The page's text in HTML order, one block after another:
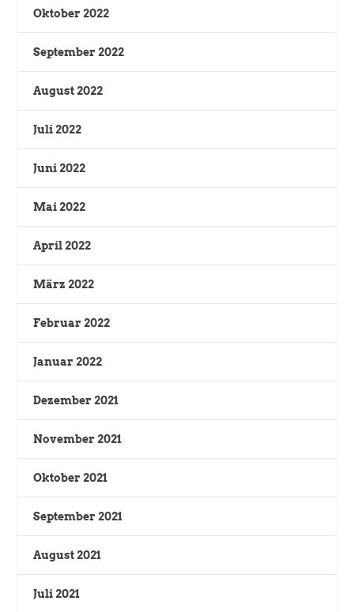
Oktober 2022
September 2022
August 2022
Juli 2022
Juni 2022
Mai 2022
April 2022
März 2022
Februar 2022
Januar 2022
Dezember 2021
November 2021
Oktober 2021
September 2021
August 2021
Juli 2021